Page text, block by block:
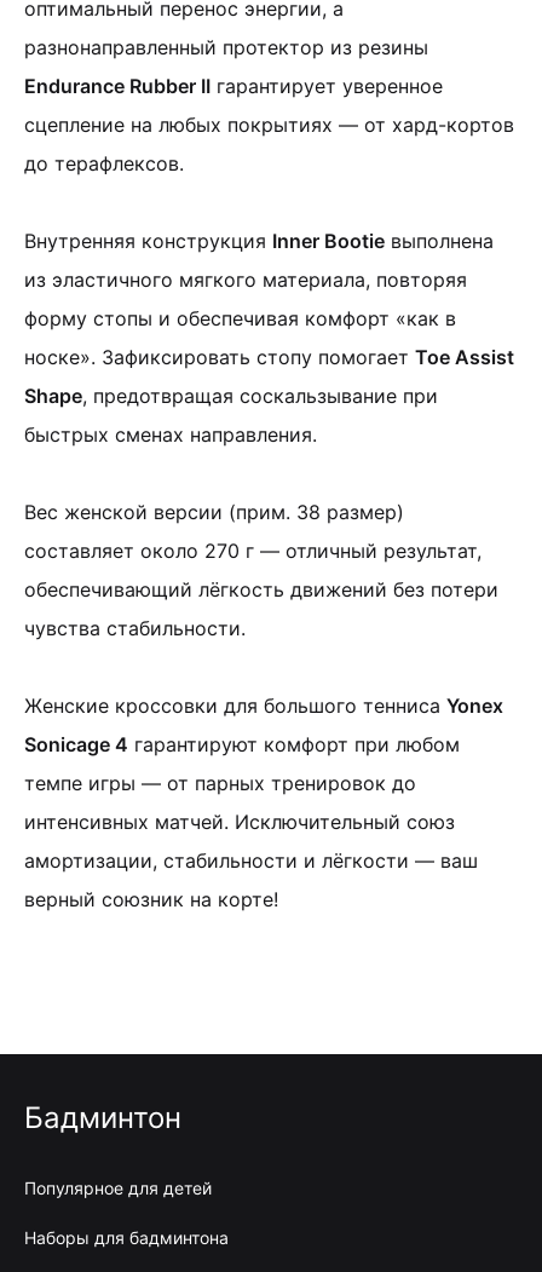
оптимальный перенос энергии, а
разнонаправленный протектор из резины
Endurance Rubber II гарантирует уверенное
сцепление на любых покрытиях — от хард-кортов
до терафлексов.
Внутренняя конструкция Inner Bootie выполнена
из эластичного мягкого материала, повторяя
форму стопы и обеспечивая комфорт «как в
носке». Зафиксировать стопу помогает Toe Assist
Shape, предотвращая соскальзывание при
быстрых сменах направления.
Вес женской версии (прим. 38 размер)
составляет около 270 г — отличный результат,
обеспечивающий лёгкость движений без потери
чувства стабильности.
Женские кроссовки для большого тенниса Yonex
Sonicage 4 гарантируют комфорт при любом
темпе игры — от парных тренировок до
интенсивных матчей. Исключительный союз
амортизации, стабильности и лёгкости — ваш
верный союзник на корте!
Бадминтон
Популярное для детей
Наборы для бадминтона